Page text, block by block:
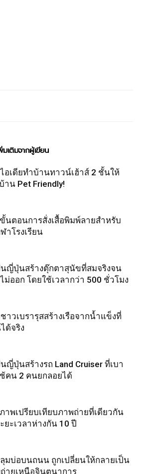
มเติมจากผู้เขียน
อเดียทำบ้านทาวน์เฮ้าส์ 2 ชั้นให้
าน Pet Friendly!
นตอนการสั่งเสื้อพิมพ์ลายสำหรับ
าโรงเรียน
ญี่ปุ่นสร้างตุ๊กตาสุนัขที่สมจริงจน
ม่ออก โดยใช้เวลากว่า 500 ชั่วโมง
าวเบรารุสสร้างเรือจากน้ำแข็งที่
ด้จริง
ญี่ปุ่นสร้างรถ Land Cruiser ที่เบา
คน 2 คนยกลอยได้
าพเปรียบเทียบภาพถ่ายที่เดียวกัน
ยะเวลาห่างกัน 10 ปี
มบ่อบนถนน ถูกเปลี่ยนให้กลายเป็น
ายเหนือจินตนาการ